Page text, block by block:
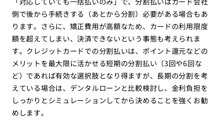
側で後から手続きする（あとから分割）必要がある場合もあ
ります。さらに、矯正費用が高額なため、カードの利用限度
額を超えてしまい、決済できないという事態も考えられま
す。クレジットカードでの分割払いは、ポイント還元などの
メリットを最大限に活かせる短期の分割払い（3回や6回な
ど）であれば有効な選択肢となり得ますが、長期の分割を考
えている場合は、デンタルローンと比較検討し、金利負担を
しっかりとシミュレーションしてから決めることを強くお勧
めします。